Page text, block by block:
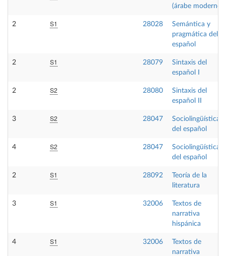
(árabe moderno)
2 S1 28028
Semántica y
pragmática del
español
2 S1 28079
Sintaxis del
español I
2 S2 28080
Sintaxis del
español II
3 S2 28047
Sociolingüística
del español
4 S2 28047
Sociolingüística
del español
2 S1 28092
Teoría de la
literatura
3 S1 32006
Textos de
narrativa
hispánica
4 S1 32006
Textos de
narrativa